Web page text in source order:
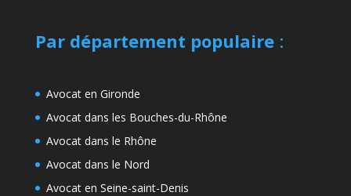
Par département populaire:
Avocat en Gironde
Avocat dans les Bouches-du-Rhône
Avocat dans le Rhône
Avocat dans le Nord
Avocat en Seine-saint-Denis